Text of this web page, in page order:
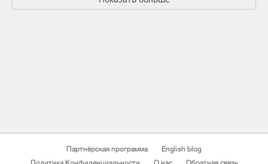
Партнёрская программа
English blog